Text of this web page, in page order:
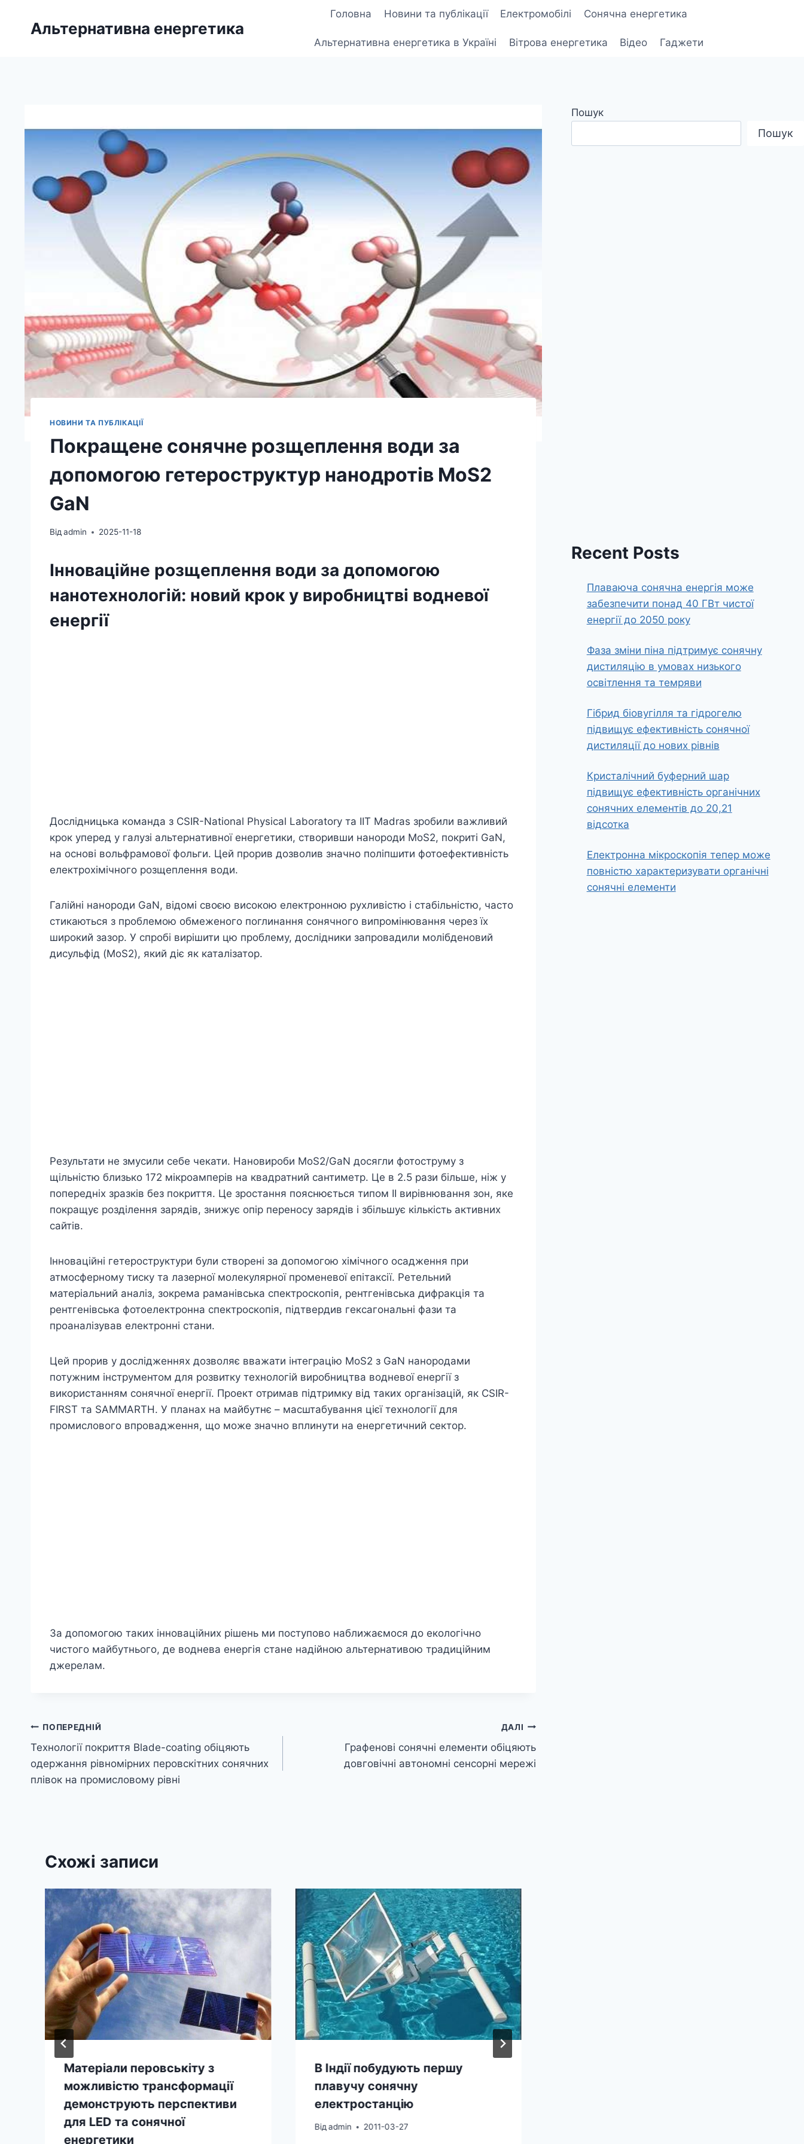
Альтернативна енергетика
Головна Новини та публікації Електромобілі Сонячна енергетика
Альтернативна енергетика в Україні Вітрова енергетика Відео Гаджети
НОВИНИ ТА ПУБЛІКАЦІЇ
Покращене сонячне розщеплення води за
допомогою гетероструктур нанодротів MoS2
GaN
Відadmin 2025-11-18
Інноваційне розщеплення води за допомогою
нанотехнологій: новий крок у виробництві водневої
енергії
Дослідницька команда з CSIR-National Physical Laboratory та IIT Madras зробили важливий
крок уперед у галузі альтернативної енергетики, створивши нанороди MoS2, покриті GaN,
на основі вольфрамової фольги. Цей прорив дозволив значно поліпшити фотоефективність
електрохімічного розщеплення води.
Галійні нанороди GaN, відомі своєю високою електронною рухливістю і стабільністю, часто
стикаються з проблемою обмеженого поглинання сонячного випромінювання через їх
широкий зазор. У спробі вирішити цю проблему, дослідники запровадили молібденовий
дисульфід (MoS2), який діє як каталізатор.
Результати не змусили себе чекати. Нановироби MoS2/GaN досягли фотоструму з
щільністю близько 172 мікроамперів на квадратний сантиметр. Це в 2.5 рази більше, ніж у
попередніх зразків без покриття. Це зростання пояснюється типом II вирівнювання зон, яке
покращує розділення зарядів, знижує опір переносу зарядів і збільшує кількість активних
сайтів.
Інноваційні гетероструктури були створені за допомогою хімічного осадження при
атмосферному тиску та лазерної молекулярної променевої епітаксії. Ретельний
матеріальний аналіз, зокрема раманівська спектроскопія, рентгенівська дифракція та
рентгенівська фотоелектронна спектроскопія, підтвердив гексагональні фази та
проаналізував електронні стани.
Цей прорив у дослідженнях дозволяє вважати інтеграцію MoS2 з GaN нанородами
потужним інструментом для розвитку технологій виробництва водневої енергії з
використанням сонячної енергії. Проект отримав підтримку від таких організацій, як CSIR-
FIRST та SAMMARTH. У планах на майбутнє – масштабування цієї технології для
промислового впровадження, що може значно вплинути на енергетичний сектор.
За допомогою таких інноваційних рішень ми поступово наближаємося до екологічно
чистого майбутнього, де воднева енергія стане надійною альтернативою традиційним
джерелам.
Навігація
записів
ПОПЕРЕДНІЙ
Технології покриття Blade-coating обіцяють
одержання рівномірних перовскітних сонячних
плівок на промисловому рівні
ДАЛІ
Графенові сонячні елементи обіцяють
довговічні автономні сенсорні мережі
Схожі записи
Матеріали перовськіту з
можливістю трансформації
демонструють перспективи
для LED та сонячної
енергетики
В Індії побудують першу
плавучу сонячну
електростанцію
Від admin 2011-03-27
Пошук
Пошук
Recent Posts
Плаваюча сонячна енергія може
забезпечити понад 40 ГВт чистої
енергії до 2050 року
Фаза зміни піна підтримує сонячну
дистиляцію в умовах низького
освітлення та темряви
Гібрид біовугілля та гідрогелю
підвищує ефективність сонячної
дистиляції до нових рівнів
Кристалічний буферний шар
підвищує ефективність органічних
сонячних елементів до 20,21
відсотка
Електронна мікроскопія тепер може
повністю характеризувати органічні
сонячні елементи